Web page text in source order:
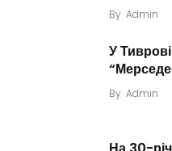
By Admin
У
By Admin